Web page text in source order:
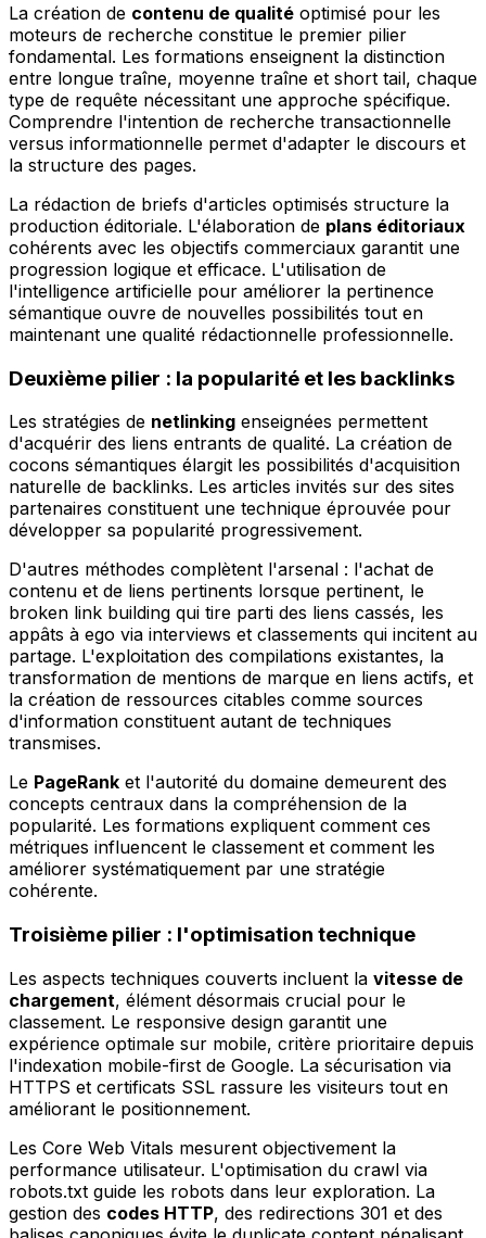
La création de contenu de qualité optimisé pour les
moteurs de recherche constitue le premier pilier
fondamental. Les formations enseignent la distinction
entre longue traîne, moyenne traîne et short tail, chaque
type de requête nécessitant une approche spécifique.
Comprendre l'intention de recherche transactionnelle
versus informationnelle permet d'adapter le discours et
la structure des pages.
La rédaction de briefs d'articles optimisés structure la
production éditoriale. L'élaboration de plans éditoriaux
cohérents avec les objectifs commerciaux garantit une
progression logique et efficace. L'utilisation de
l'intelligence artificielle pour améliorer la pertinence
sémantique ouvre de nouvelles possibilités tout en
maintenant une qualité rédactionnelle professionnelle.
Deuxième pilier : la popularité et les backlinks
Les stratégies de netlinking enseignées permettent
d'acquérir des liens entrants de qualité. La création de
cocons sémantiques élargit les possibilités d'acquisition
naturelle de backlinks. Les articles invités sur des sites
partenaires constituent une technique éprouvée pour
développer sa popularité progressivement.
D'autres méthodes complètent l'arsenal : l'achat de
contenu et de liens pertinents lorsque pertinent, le
broken link building qui tire parti des liens cassés, les
appâts à ego via interviews et classements qui incitent au
partage. L'exploitation des compilations existantes, la
transformation de mentions de marque en liens actifs, et
la création de ressources citables comme sources
d'information constituent autant de techniques
transmises.
Le PageRank et l'autorité du domaine demeurent des
concepts centraux dans la compréhension de la
popularité. Les formations expliquent comment ces
métriques influencent le classement et comment les
améliorer systématiquement par une stratégie
cohérente.
Troisième pilier : l'optimisation technique
Les aspects techniques couverts incluent la vitesse de
chargement, élément désormais crucial pour le
classement. Le responsive design garantit une
expérience optimale sur mobile, critère prioritaire depuis
l'indexation mobile-first de Google. La sécurisation via
HTTPS et certificats SSL rassure les visiteurs tout en
améliorant le positionnement.
Les Core Web Vitals mesurent objectivement la
performance utilisateur. L'optimisation du crawl via
robots.txt guide les robots dans leur exploration. La
gestion des codes HTTP, des redirections 301 et des